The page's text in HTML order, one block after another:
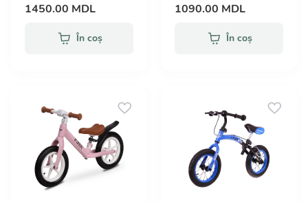
1450.00 MDL
În coș
1090.00 MDL
În coș